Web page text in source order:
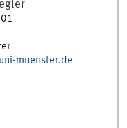
muenster.de